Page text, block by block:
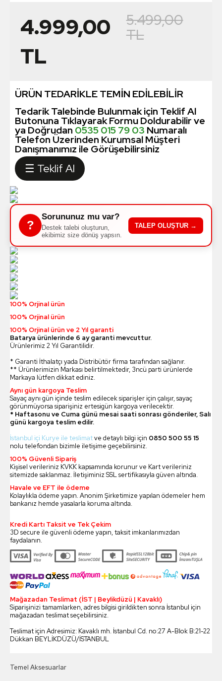
4.999,00
TL
5.499,00
TL
ÜRÜN TEDARİKLE TEMİN EDİLEBİLİR
Tedarik Talebinde Bulunmak için Teklif Al
Butonuna Tıklayarak Formu Doldurabilir ve
ya Doğrudan 0535 015 79 03 Numaralı
Telefon Üzerinden Kurumsal Müşteri
Danışmanımız ile Görüşebilirsiniz
☰ Teklif Al
?
Sorununuz mu var?
Destek talebi oluşturun,
ekibimiz size dönüş yapsın.
TALEP OLUŞTUR →
100% Orjinal ürün
100% Orjinal ürün
100% Orjinal ürün ve 2 Yıl garanti
Batarya ürünlerinde 6 ay garanti mevcuttur.
Ürünlerimiz 2 Yıl Garantilidir.
* Garanti İthalatçı yada Distribütör firma tarafından sağlanır.
** Ürünlerimizin Markası belirtilmektedir, 3ncü parti ürünlerde
Markaya lütfen dikkat ediniz.
Aynı gün kargoya Teslim
Sayaç aynı gün içinde teslim edilecek siparişler için çalışır, sayaç
görünmüyorsa siparişiniz ertesigün kargoya verilecektir.
* Haftasonu ve Cuma günü mesai saati sonrası gönderiler, Salı
günü kargoya teslim edilir.
İstanbul içi Kurye ile teslimatve detaylı bilgi için 0850 500 55 15
nolu telefondan bizimle iletişime geçebilirsiniz.
100% Güvenli Sipariş
Kişisel verileriniz KVKK kapsamında korunur ve Kart verileriniz
sitemizde saklanmaz. İletişiminiz SSL sertifikasıyla güven altında.
Havale ve EFT ile ödeme
Kolaylıkla ödeme yapın. Anonim Şirketimize yapılan ödemeler hem
bankanız hemde yasalarla koruma altında.
Kredi Kartı Taksit ve Tek Çekim
3D secure ile güvenli ödeme yapın, taksit imkanlarımızdan
faydalanın.
Mağazadan Teslimat (İST | Beylikdüzü | Kavaklı)
Siparişinizi tamamlarken, adres bilgisi girildikten sonra İstanbul için
mağazadan teslimat seçebilirsiniz.
Teslimat için Adresimiz: Kavaklı mh. İstanbul Cd. no:27 A-Blok B:21-22
Dükkan BEYLİKDÜZÜ/İSTANBUL
Temel Aksesuarlar